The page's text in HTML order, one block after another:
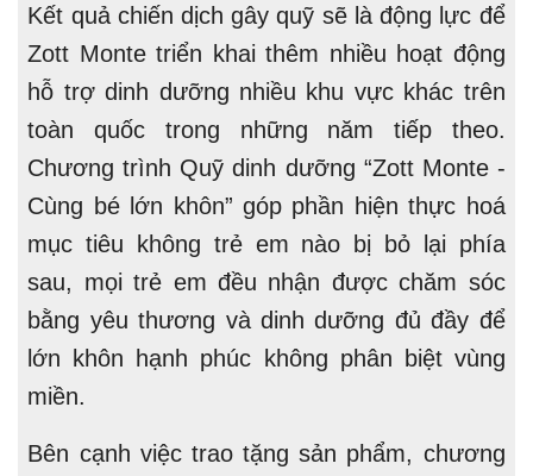
Kết quả chiến dịch gây quỹ sẽ là động lực để
Zott Monte triển khai thêm nhiều hoạt động
hỗ trợ dinh dưỡng nhiều khu vực khác trên
toàn quốc trong những năm tiếp theo.
Chương trình Quỹ dinh dưỡng “Zott Monte -
Cùng bé lớn khôn” góp phần hiện thực hoá
mục tiêu không trẻ em nào bị bỏ lại phía
sau, mọi trẻ em đều nhận được chăm sóc
bằng yêu thương và dinh dưỡng đủ đầy để
lớn khôn hạnh phúc không phân biệt vùng
miền.
Bên cạnh việc trao tặng sản phẩm, chương